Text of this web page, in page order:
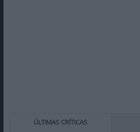
ÚLTIMAS CRÍTICAS